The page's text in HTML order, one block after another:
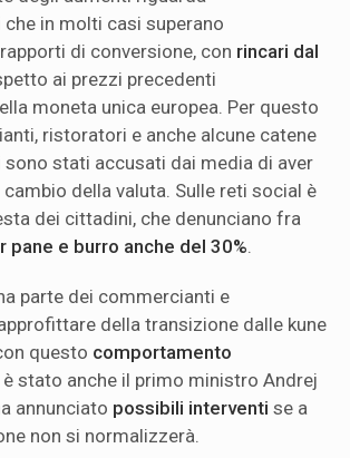
in molti casi superano
di conversione, con rincari dal
ai prezzi precedenti
moneta unica europea. Per questo
ristoratori e anche alcune catene
stati accusati dai media di aver
della valuta. Sulle reti social è
dei cittadini, che denunciano fra
pane e burro anche del 30%.
parte dei commercianti e
della transizione dalle kune
questo comportamento
è stato anche il primo ministro Andrej
annunciato possibili interventi se a
non si normalizzerà.